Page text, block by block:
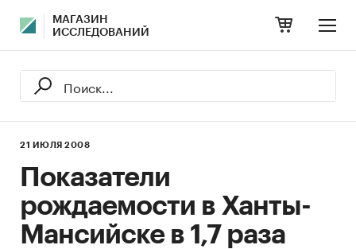
МАГАЗИН
ИССЛЕДОВАНИЙ
21 ИЮЛЯ 2008
Показатели
рождаемости в Ханты-
Мансийске в 1,7 раза